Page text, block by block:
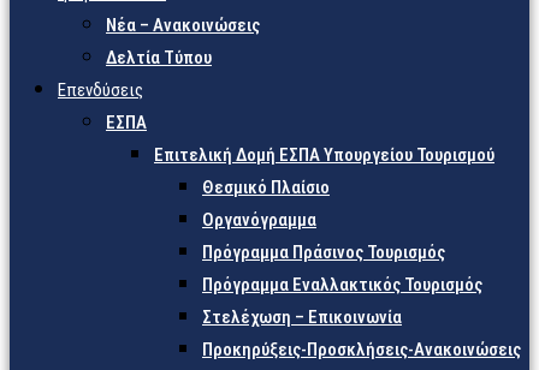
Νέα – Ανακοινώσεις
Δελτία Τύπου
Επενδύσεις
ΕΣΠΑ
Επιτελική Δομή ΕΣΠΑ Υπουργείου Τουρισμού
Θεσμικό Πλαίσιο
Οργανόγραμμα
Πρόγραμμα Πράσινος Τουρισμός
Πρόγραμμα Εναλλακτικός Τουρισμός
Στελέχωση – Επικοινωνία
Προκηρύξεις-Προσκλήσεις-Ανακοινώσεις